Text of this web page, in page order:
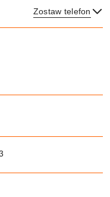
Zostaw telefon